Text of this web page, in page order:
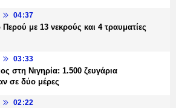
04:37
με 13 νεκρούς και 4 τραυματίες
03:33
στη Νιγηρία: 1.500 ζευγάρια
σε δύο μέρες
02:22